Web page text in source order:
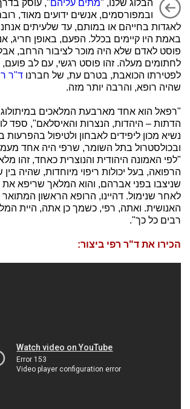
הבלוג שלנו, "מתים עליהם", עוסק
ובמפורסמים, אנשים ידועים מאוד,
לאגדות בחייהם או במותם, עד שלעיתים
באמת היו קיימים בכלל. הפעם, באופן חריג,
פוסט לאדם שלא היה מוכר לציבור הרחב,
לחתומים מעלה. זהו פוסט רגשי, עם לב פועם,
לפטירתו הכואבת, בטרם עת, של חברנו ד"ר
שהיה רופא, והרבה יותר מזה.
"רפאל הוא אחד מארבעת המלאכים
הדתות – היהדות, הנצרות והאיסלאם", ספד
נשיא מכון ליפידים לאבחון ולטיפול בהפרעות
ובכולסטרול בתל השומר, שרפי היה אחד
"לפי האמונה היהודית והנוצרית כאחד, זהו
הרפואה, בעל יכולות ריפוי מיוחדות, שהיה
שניצבו בפני אברהם, והוא המלאך שריפא את
לאחר שנימול. דהיינו, הרופא הראשון המתואר
האנושית. ואתה, רפי, כשמך כן אתה, היית
רבים כל כך".
הכירו את ד"ר רפי ביצור: